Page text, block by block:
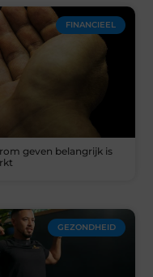
FINANCIEEL
geven belangrijk is
GEZONDHEID